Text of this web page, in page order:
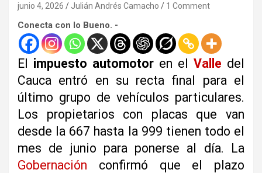
junio 4, 2026 Julián Andrés Camacho 1 Comment
Conecta con lo Bueno. -
El impuesto automotor en el Valle del
Cauca entró en su recta final para el
último grupo de vehículos particulares.
Los propietarios con placas que van
desde la 667 hasta la 999 tienen todo el
mes de junio para ponerse al día. La
Gobernación confirmó que el plazo